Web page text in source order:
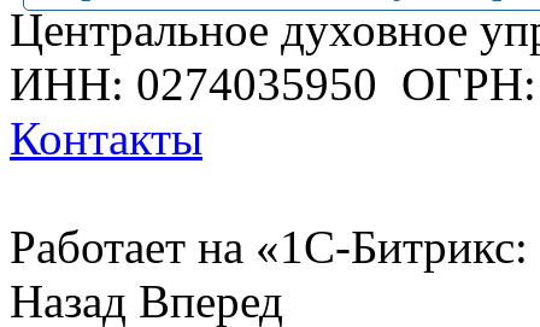
Центральное духовное
ИНН: 0274035950 ОГРН:
Контакты
Работает на «1С-
Назад Вперед